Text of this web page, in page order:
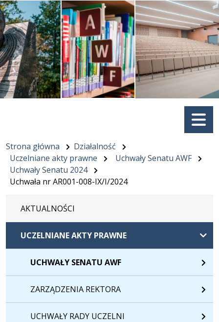
ciemną
Menu
Strona główna
Działalność
Uczelniane akty prawne
Uchwały Senatu AWF
Uchwały Senatu 2024
Uchwała nr AR001-008-IX/I/2024
AKTUALNOŚCI
UCZELNIANE AKTY PRAWNE
UCHWAŁY SENATU AWF
ZARZĄDZENIA REKTORA
UCHWAŁY RADY UCZELNI